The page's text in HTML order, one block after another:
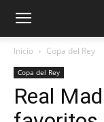
Inicio Copa del Rey
Copa del Rey
Real